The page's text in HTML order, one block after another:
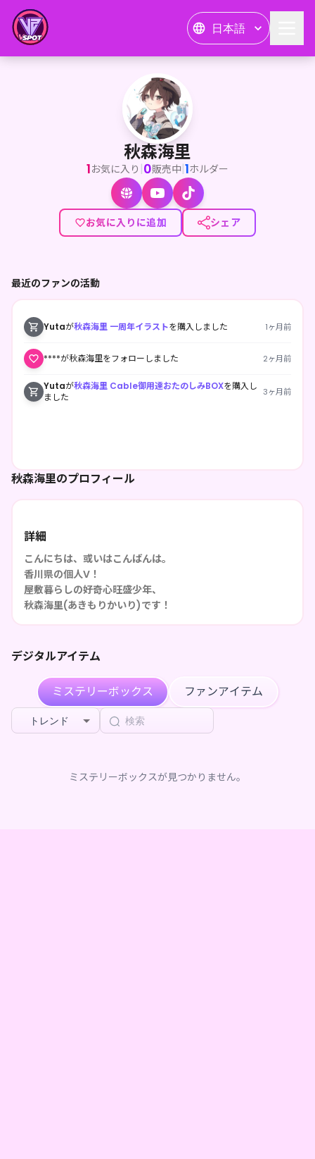
日本語
秋森海里
<p><strong>こんにちは、或いはこんばんは。</
秋森海里
1お気に入り |0販売中|1ホルダー
お気に入りに追加 シェア
秋森海里のプロフィール
詳細
こんにちは、或いはこんばんは。
香川県の個人V！
屋敷暮らしの好奇心旺盛少年、
秋森海里(あきもりかいり)です！
デジタルアイテム
ミステリーボックス ファンアイテム
トレンド
ミステリーボックスが見つかりません。
最近のファンの活動
Yutaが秋森海里 一周年イラストを購入しました 1ヶ月前
****が秋森海里をフォローしました 2ヶ月前
Yutaが秋森海里 Cable御用達おたのしみBOXを購入し
ました
3ヶ月前